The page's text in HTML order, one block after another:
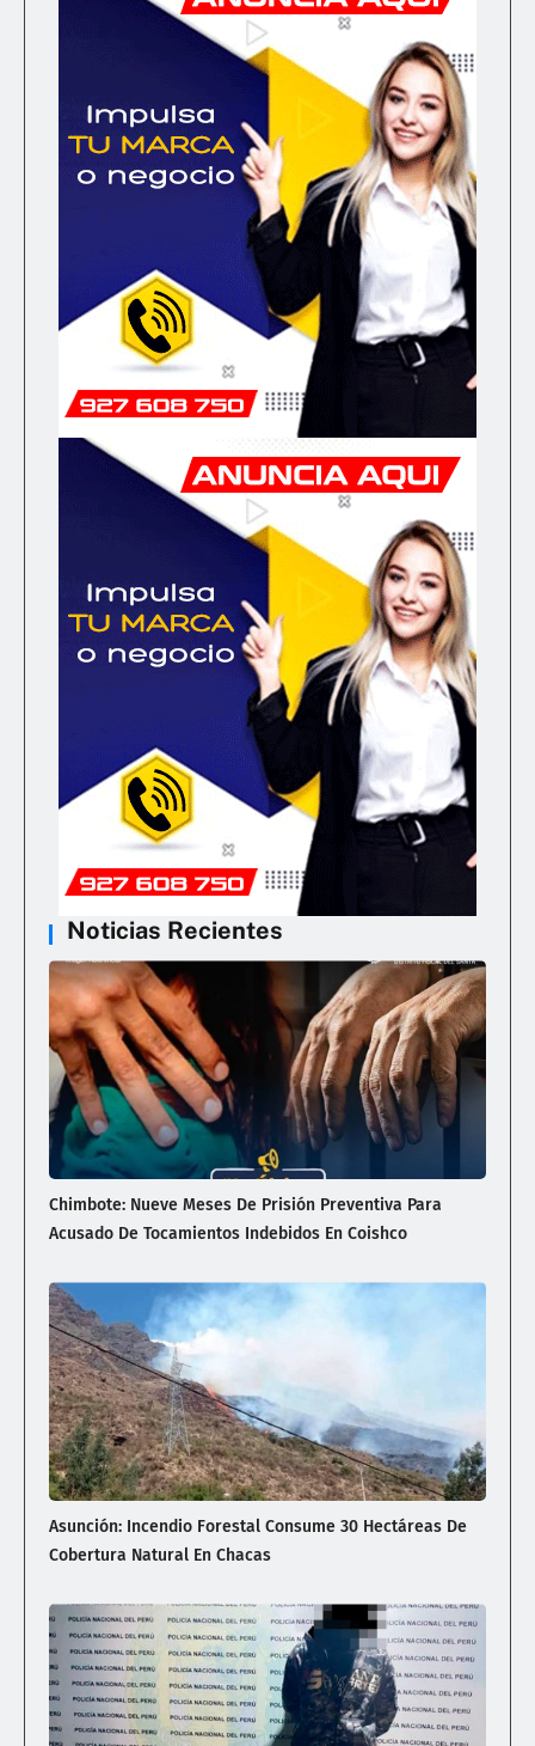
Noticias Recientes
Chimbote: Nueve Meses De Prisión Preventiva Para
Acusado De Tocamientos Indebidos En Coishco
Asunción: Incendio Forestal Consume 30 Hectáreas De
Cobertura Natural En Chacas